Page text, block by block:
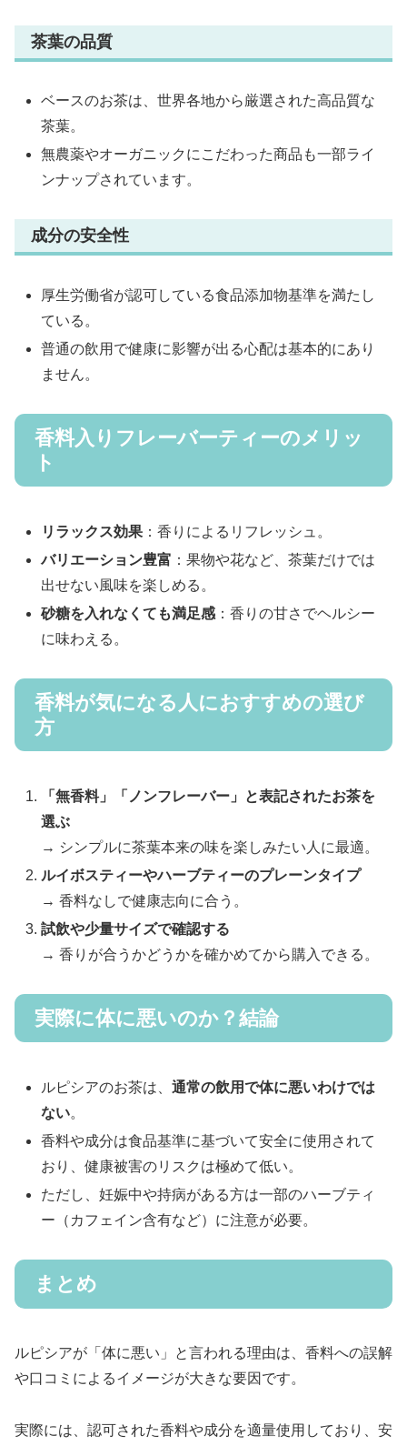
茶葉の品質
ベースのお茶は、世界各地から厳選された高品質な
茶葉。
無農薬やオーガニックにこだわった商品も一部ライ
ンナップされています。
成分の安全性
厚生労働省が認可している食品添加物基準を満たし
ている。
普通の飲用で健康に影響が出る心配は基本的にあり
ません。
香料入りフレーバーティーのメリッ
ト
リラックス効果 ：香りによるリフレッシュ。
バリエーション豊富 ：果物や花など、茶葉だけでは
出せない風味を楽しめる。
砂糖を入れなくても満足感 ：香りの甘さでヘルシー
に味わえる。
香料が気になる人におすすめの選び
方
「無香料」「ノンフレーバー」と表記されたお茶を
選ぶ
→ シンプルに茶葉本来の味を楽しみたい人に最適。
ルイボスティーやハーブティーのプレーンタイプ
→ 香料なしで健康志向に合う。
試飲や少量サイズで確認する
→ 香りが合うかどうかを確かめてから購入できる。
実際に体に悪いのか？結論
ルピシアのお茶は、通常の飲用で体に悪いわけでは
ない。
香料や成分は食品基準に基づいて安全に使用されて
おり、健康被害のリスクは極めて低い。
ただし、妊娠中や持病がある方は一部のハーブティ
ー（カフェイン含有など）に注意が必要。
まとめ
ルピシアが「体に悪い」と言われる理由は、香料への誤解
や口コミによるイメージが大きな要因です。
実際には、認可された香料や成分を適量使用しており、安